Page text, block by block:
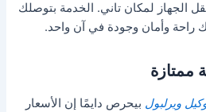
الجهاز لمكان تاني. الخدمة بتوصلك
راحة وأمان وجودة في آن واحد.
ممتازة
ويرلبول بيحرص دايمًا إن الأسعار